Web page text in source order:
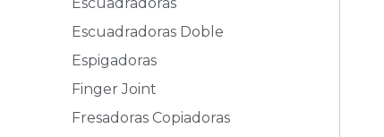
Escuadradoras
Escuadradoras Doble
Espigadoras
Finger Joint
Fresadoras Copiadoras